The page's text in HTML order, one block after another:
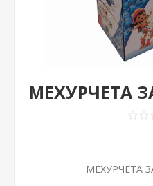
МЕХУРЧЕТА
МЕХУРЧЕТА